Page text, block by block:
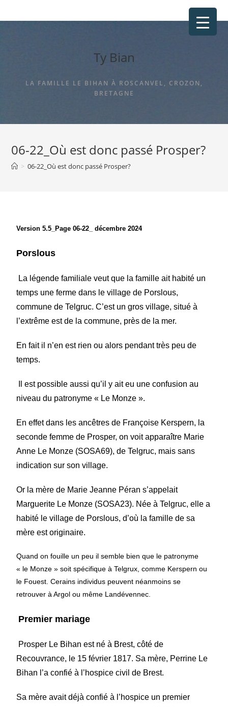
Ty Bian
LA FAMILLE LE BIHAN À ROSCANVEL, CROZON,
BRETAGNE
06-22_Où est donc passé Prosper?
> 06-22_Où est donc passé Prosper?
Version5.5 _Page 06-22_ décembre 2024
Porslous
La légende familiale veut que la famille ait habité un
temps une ferme dans le village de Porslous,
commune de Telgruc. C’est un gros village, situé à
l’extrême est de la commune, près de la mer.
En fait il n’en est rien ou alors pendant très peu de
temps.
Il est possible aussi qu’il y ait eu une confusion au
niveau du patronyme « Le Monze ».
En effet dans les ancêtres de Françoise Kerspern, la
seconde femme de Prosper, on voit apparaître Marie
Anne Le Monze (SOSA69), de Telgruc, mais sans
indication sur son village.
Or la mère de Marie Jeanne Péran s’appelait
Marguerite Le Monze (SOSA23). Née à Telgruc, elle a
habité le village de Porslous, d’où la famille de sa
mère est originaire.
Quand on fouille un peu il semble bien que le patronyme
« le Monze » soit spécifique à Telgrux, comme Kerspern ou
le Fouest. Cerains individus peuvent néanmoins se
retrouver à Argol ou même Landévennec.
Premier mariage
Prosper Le Bihan est né à Brest, côté de
Recouvrance, le 15 février 1817. Sa mère, Perrine Le
Bihan l’a confié à l’hospice civil de Brest.
Sa mèreavait déjà confié à l’hospice un premier